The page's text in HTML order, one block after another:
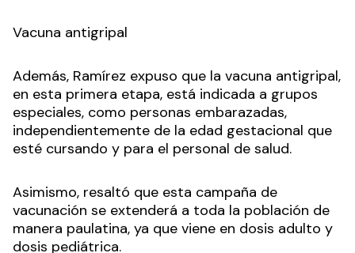
Vacuna antigripal
Además, Ramírez expuso que la vacuna antigripal,
en esta primera etapa, está indicada a grupos
especiales, como personas embarazadas,
independientemente de la edad gestacional que
esté cursando y para el personal de salud.
Asimismo, resaltó que esta campaña de
vacunación se extenderá a toda la población de
manera paulatina, ya que viene en dosis adulto y
dosis pediátrica.